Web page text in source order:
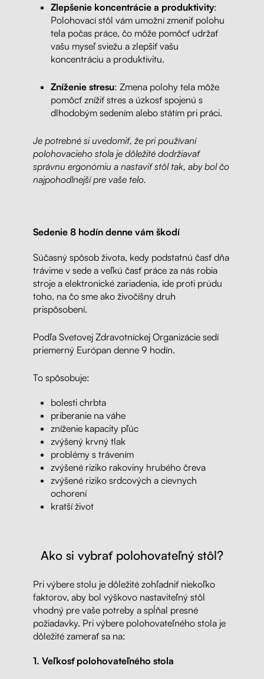
Zlepšenie koncentrácie a produktivity:
Polohovací stôl vám umožní zmeniť polohu
tela počas práce, čo môže pomôcť udržať
vašu myseľ sviežu a zlepšiť vašu
koncentráciu a produktivitu.
Zníženie stresu: Zmena polohy tela môže
pomôcť znížiť stres a úzkosť spojenú s
dlhodobým sedením alebo státím pri práci.
Je potrebné si uvedomiť, že pri používaní
polohovacieho stola je dôležité dodržiavať
správnu ergonómiu a nastaviť stôl tak, aby bol čo
najpohodlnejší pre vaše telo.
Sedenie 8 hodín denne vám škodí
Súčasný spôsob života, kedy podstatnú časť dňa
trávime v sede a veľkú časť práce za nás robia
stroje a elektronické zariadenia, ide proti prúdu
toho, na čo sme ako živočíšny druh
prispôsobení.
Podľa Svetovej Zdravotníckej Organizácie sedí
priemerný Európan denne 9 hodín.
To spôsobuje:
bolesti chrbta
priberanie na váhe
zníženie kapacity pľúc
zvýšený krvný tlak
problémy s trávením
zvýšené riziko rakoviny hrubého čreva
zvýšené riziko srdcových a cievnych
ochorení
kratší život
Ako si vybrať polohovateľný stôl?
Pri výbere stolu je dôležité zohľadniť niekoľko
faktorov, aby bol výškovo nastaviteľný stôl
vhodný pre vaše potreby a spĺňal presné
požiadavky. Pri výbere polohovateľného stola je
dôležité zamerať sa na:
1. Veľkosť polohovateľného stola